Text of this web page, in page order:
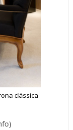
clássica
)